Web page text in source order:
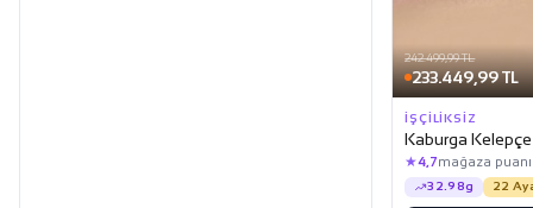
242.499,99 TL
233.449,99 TL
İŞÇILIKSIZ
Kaburga
★4,7mağaza puanı
32.98g 22